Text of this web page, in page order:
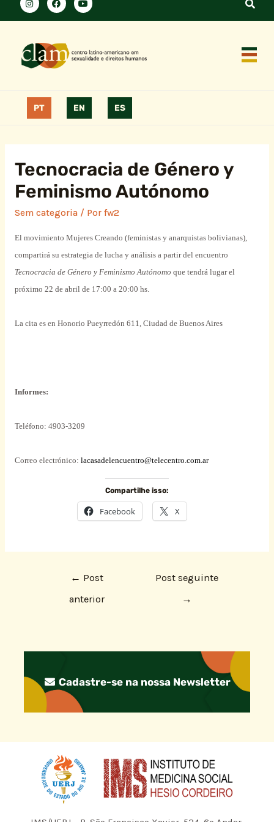
PT EN ES
Tecnocracia de Género y
Feminismo Autónomo
Sem categoria/ Por fw2
El movimiento Mujeres Creando (feministas y anarquistas bolivianas),
compartirá su estrategia de lucha y análisis a partir del encuentro
Tecnocracia de Género y Feminismo Autónomo que tendrá lugar el
próximo 22 de abril de 17:00 a 20:00 hs.
La cita es en Honorio Pueyrredón 611, Ciudad de Buenos Aires
Informes:
Teléfono: 4903-3209
Correo electrónico: lacasadelencuentro@telecentro.com.ar
Compartilhe isso:
Facebook X
← Post
anterior
Post seguinte
→
Cadastre-se na nossa Newsletter